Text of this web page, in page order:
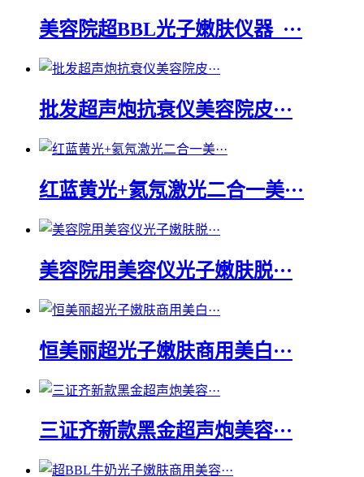
美容院超BBL光子嫩肤仪器_···
批发超声炮抗衰仪美容院皮···
红蓝黄光+氦氖激光二合一美···
美容院用美容仪光子嫩肤脱···
恒美丽超光子嫩肤商用美白···
三证齐新款黑金超声炮美容···